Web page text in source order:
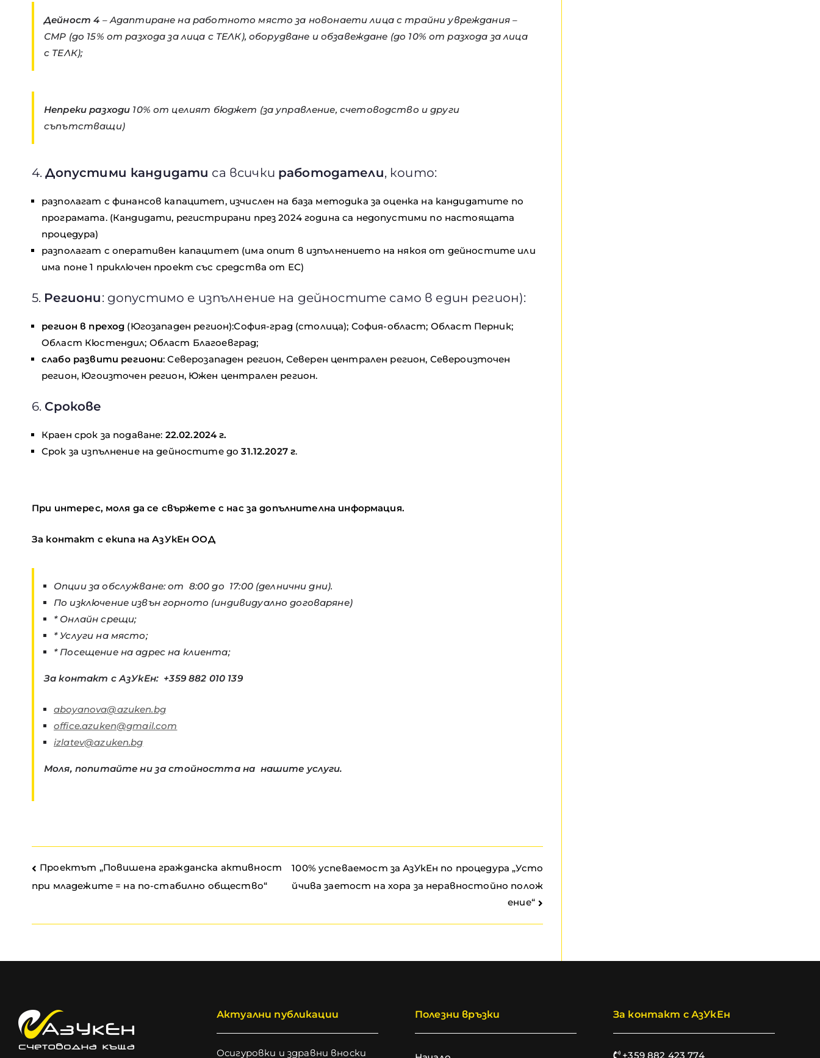
Дейност 4 – Адаптиране на работното място за новонаети лица с трайни увреждания –
СМР (до 15% от разхода за лица с ТЕЛК), оборудване и обзавеждане (до 10% от разхода за лица
с ТЕЛК);
Непреки разходи 10% от целият бюджет (за управление, счетоводство и други
съпътстващи)
4.Допустими кандидати са всички работодатели, които:
разполагат с финансов капацитет, изчислен на база методика за оценка на кандидатите по
програмата. (Кандидати, регистрирани през 2024 година са недопустими по настоящата
процедура)
разполагат с оперативен капацитет (има опит в изпълнението на някоя от дейностите или
има поне 1 приключен проект със средства от ЕС)
5. Региони: допустимо е изпълнение на дейностите само в един регион):
регион в преход (Югозападен регион):София-град (столица); София-област; Област Перник;
Област Кюстендил; Област Благоевград;
слабо развити региони: Северозападен регион, Северен централен регион, Североизточен
регион, Югоизточен регион, Южен централен регион.
6. Срокове
Краен срок за подаване: 22.02.2024 г.
Срок за изпълнение на дейностите до31.12.2027 г.
При интерес, моля да се свържете с нас за допълнителна информация.
За контакт с екипа на АзУкЕн ООД
Опции за обслужване: от 8:00 до 17:00 (делнични дни).
По изключение извън горното (индивидуално договаряне)
* Онлайн срещи;
* Услуги на място;
* Посещение на адрес на клиента;
За контакт с АзУкЕн: +359 882 010 139
aboyanova@azuken.bg
office.azuken@gmail.com
izlatev@azuken.bg
Моля, попитайте ни за стойността на нашите услуги.
Проектът „Повишена гражданска активност
при младежите = на по-стабилно общество“
100% успеваемост за АзУкЕн по процедура „Усто
йчива заетост на хора за неравностойно полож
ение“
Актуални публикации
Осигуровки и здравни вноски
Полезни връзки За контакт с АзУкЕн
+359 882 423 774